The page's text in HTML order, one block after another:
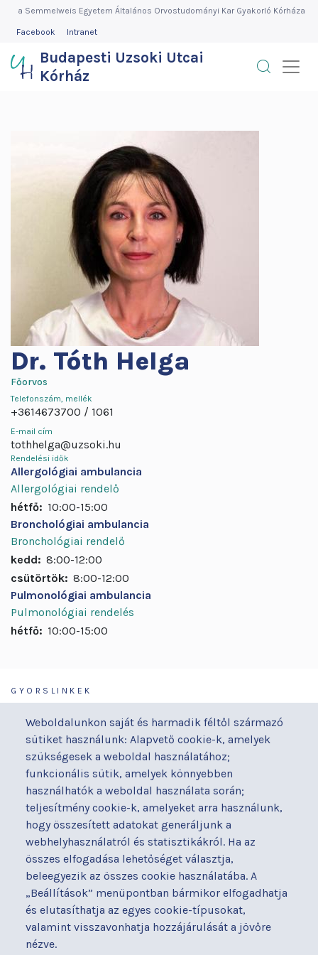
Budapesti
Uzsoki
Utcai
Ugrása Semmelweis Egyetem Általános Orvostudományi Kar Gyakorló Kórháza
Weboldalunkon saját és harmadik féltől származó
sütiket használunk: Alapvető cookie-k, amelyek
szükségesek a weboldal használatához;
funkcionális sütik, amelyek könnyebben
használhatók a weboldal használata során;
teljesítmény cookie-k, amelyeket arra használunk,
hogy összesített adatokat generáljunk a
webhelyhasználatról és statisztikákról. Ha az
összes elfogadása lehetőséget választja,
beleegyezik az összes cookie használatába. A
„Beállítások” menüpontban bármikor elfogadhatja
és elutasíthatja az egyes cookie-típusokat,
valamint visszavonhatja hozzájárulását a jövőre
nézve.
MENÜ
Facebook Intranet
Budapesti Uzsoki Utcai
Kórház
Dr. Tóth Helga
Főorvos
Telefonszám, mellék
+3614673700 1061
E-mail cím
tothhelga@uzsoki.hu
Rendelési idők
Allergológiai ambulancia
Allergológiai rendelő
hétfő: 10:00-15:00
Bronchológiai ambulancia
Bronchológiai rendelő
kedd: 8:00-12:00
csütörtök: 8:00-12:00
Pulmonológiai ambulancia
Pulmonológiai rendelés
hétfő: 10:00-15:00
a Semmelweis Egyetem Általános Orvostudományi Kar Gyakorló
GYORSLINKEK
Orvosaink
Osztályaink
Kapcsolat
Akadálymentesítési
nyilatkozat
Alapítványaink
Betegjogi képviselő
Címek és telefonszámok
Diagnosztika
Események
Gyermekmegőrző
Házirend
Hírek
Parkolás
Térítéses ellátás
Videógaléria
Visszajelzések
Várólista
Közérdekű adatok